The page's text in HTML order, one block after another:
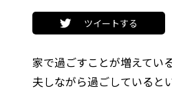
ツイートする
家で過ごすことが増えてい
夫しながら過ごしていると